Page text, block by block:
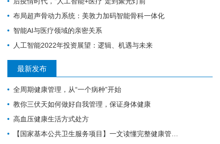
布局超声骨动力系统：美敦力加码智能骨科一体化
智能AI与医疗领域的亲密关系
人工智能2022年投资展望：逻辑、机遇与未来
最新发布
全周期健康管理，从“一个病种”开始
教你三伏天如何做好自我管理，保证身体健康
高血压健康生活方式处方
【国家基本公共卫生服务项目】一文读懂完整健康管理全流程，做好闭环守护自身健康